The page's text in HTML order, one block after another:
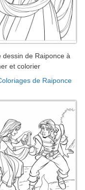
dessin de Raiponce à
et colorier
de Raiponce